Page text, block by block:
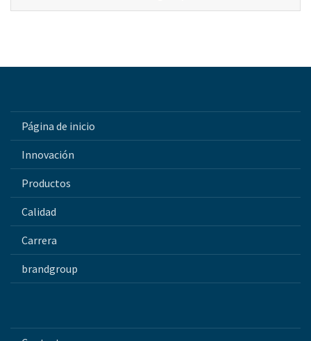
Página de inicio
Innovación
Productos
Calidad
Carrera
brandgroup